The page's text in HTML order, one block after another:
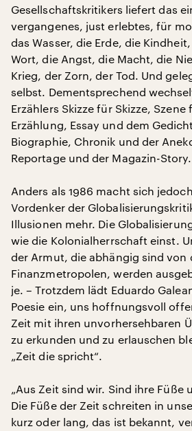
Gesellschaftskritikers liefert das
vergangenes, just erlebtes, für
das Wasser, die Erde, die
Wort, die Angst, die Macht, die
Krieg, der Zorn, der Tod. Und
selbst. Dementsprechend
Erzählers Skizze für Skizze, Szene
Erzählung, Essay und dem
Biographie, Chronik und der
Reportage und der Magazin-Story.
Anders als 1986 macht sich
Vordenker der
Illusionen mehr. Die
wie die Kolonialherrschaft einst.
der Armut, die abhängig sind von
Finanzmetropolen, werden
je. – Trotzdem lädt Eduardo
Poesie ein, uns hoffnungsvoll
Zeit mit ihren unvorhersehbaren
zu erkunden und zu erlauschen
„Zeit die spricht“.
„Aus Zeit sind wir. Sind ihre Füße
Die Füße der Zeit schreiten in
kurz oder lang, das ist bekannt,